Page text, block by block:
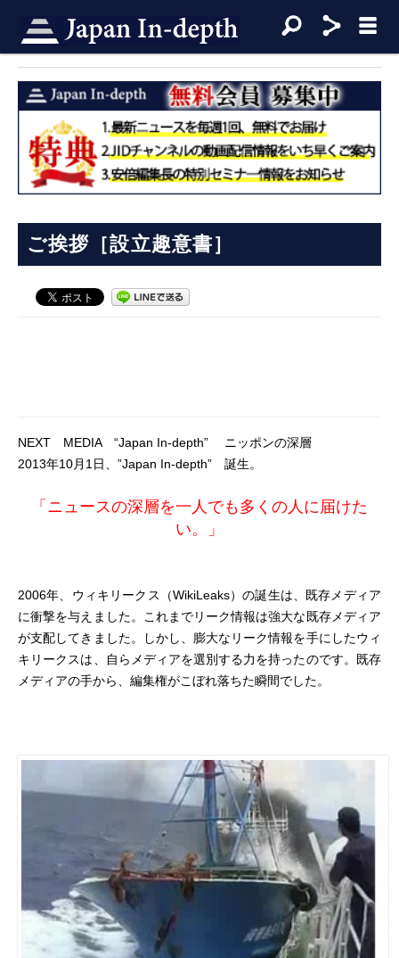
ご挨拶［設立趣意書］
NEXT MEDIA “Japan In-depth” ニッポンの深層
2013年10月1日、”Japan In-depth” 誕生。
「ニュースの深層を一人でも多くの人に届けた
い。」
2006年、 ウィキリークス （WikiLeaks）の誕生は、既存メディア
に衝撃を与えました。これまでリーク情報は強大な既存メディア
が支配してきました。しかし、膨大なリーク情報を手にしたウィ
キリークスは、自らメディアを選別する力を持ったのです。既存
メディアの手から、編集権がこぼれ落ちた瞬間でした。